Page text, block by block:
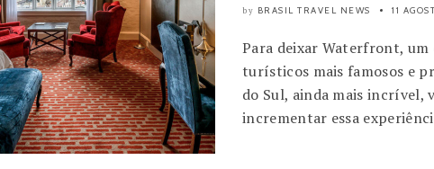
by BRASIL TRAVEL NEWS 11
Para deixar Waterfront, um
turísticos mais famosos e
do Sul, ainda mais incrível,
incrementar essa